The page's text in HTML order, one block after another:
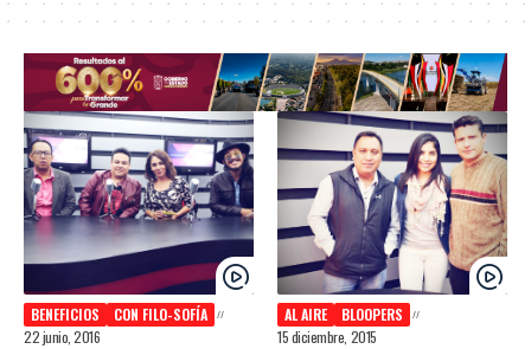
BENEFICIOS
CON FILO-SOFÍA
22 junio, 2016
AL AIRE
BLOOPERS
15 diciembre, 2015